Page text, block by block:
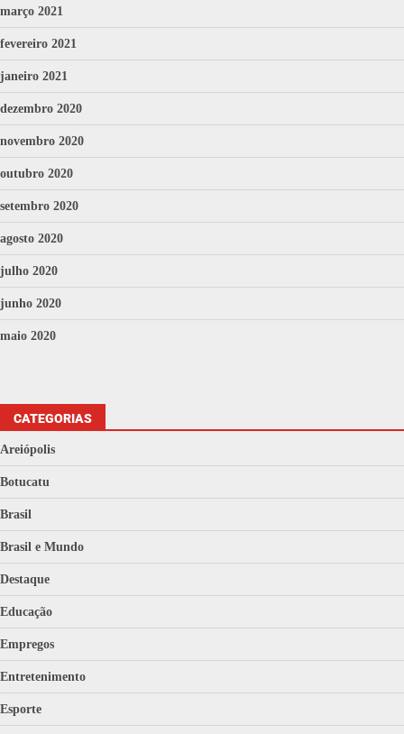
março 2021
fevereiro 2021
janeiro 2021
dezembro 2020
novembro 2020
outubro 2020
setembro 2020
agosto 2020
julho 2020
junho 2020
maio 2020
CATEGORIAS
Areiópolis
Botucatu
Brasil
Brasil e Mundo
Destaque
Educação
Empregos
Entretenimento
Esporte